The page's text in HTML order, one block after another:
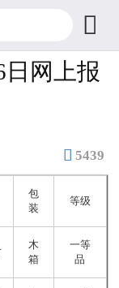

网上报
 5439
包
装
等级
木
箱
一等
品